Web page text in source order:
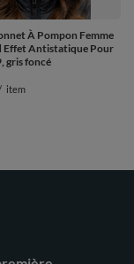
À Pompon Femme
Effet Antistatique Pour
gris foncé
item